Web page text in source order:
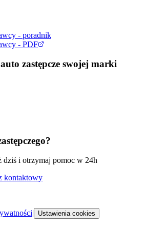
- poradnik
- PDF
zastępcze swojej marki
dziś i otrzymaj pomoc w 24h
kontaktowy
Ustawienia cookies